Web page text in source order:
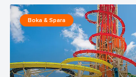
Boka & Spara